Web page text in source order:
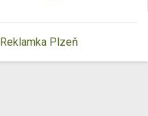
Reklamka Plzeň